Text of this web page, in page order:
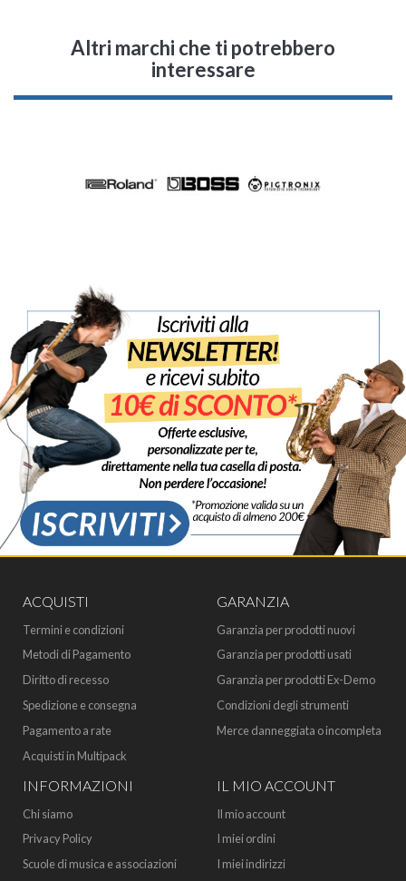
Altri marchi che ti potrebbero
interessare
ACQUISTI
Termini e condizioni
Metodi di Pagamento
Diritto di recesso
Spedizione e consegna
Pagamento a rate
Acquisti in Multipack
GARANZIA
Garanzia per prodotti nuovi
Garanzia per prodotti usati
Garanzia per prodotti Ex-Demo
Condizioni degli strumenti
Merce danneggiata o incompleta
INFORMAZIONI
Chi siamo
Privacy Policy
Scuole di musica e associazioni
IL MIO ACCOUNT
Il mio account
I miei ordini
I miei indirizzi